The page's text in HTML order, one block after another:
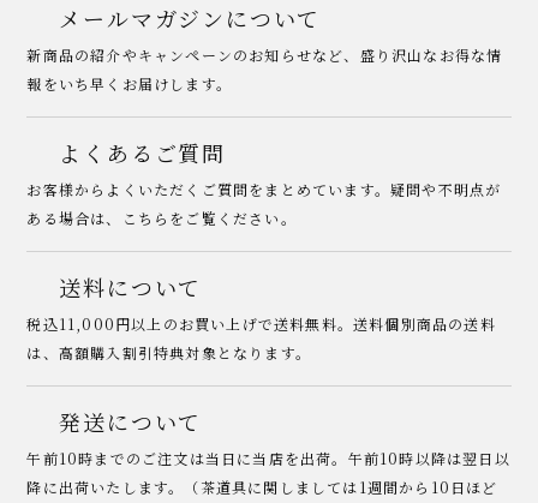
メールマガジンについて
新商品の紹介やキャンペーンのお知らせなど、盛り沢山なお得な情
報をいち早くお届けします。
よくあるご質問
お客様からよくいただくご質問をまとめています。疑問や不明点が
ある場合は、こちらをご覧ください。
送料について
税込11,000円以上のお買い上げで送料無料。送料個別商品の送料
は、高額購入割引特典対象となります。
発送について
午前10時までのご注文は当日に当店を出荷。午前10時以降は翌日以
降に出荷いたします。（茶道具に関しましては1週間から10日ほど